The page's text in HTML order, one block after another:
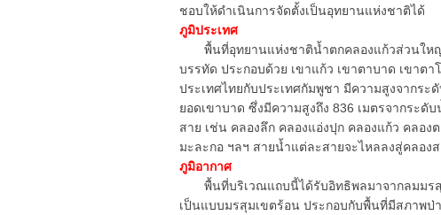
ชอบให้ดำเนินการจัดตั้งเป็นอุทยานแห่งชาติได้
ภูมิประเทศ
พื้นที่อุทยานแห่งชาติน้ำตกคลองแก้วส่วนใหญ่
บรรทัด ประกอบด้วย เขาแก้ว เขาตาบาด เขาต
ประเทศไทยกับประเทศกัมพูชา มีความสูงจากระ
ยอดเขาบาด ซึ่งมีความสูงถึง 836 เมตรจากระดั
สาย เช่น คลองลึก คลองแอ่งปุก คลองแก้ว คลอง
มะละกอ ฯลฯ สายน้ำแต่ละสายจะไหลลงสู่คลอง
ภูมิอากาศ
พื้นที่บริเวณแถบนี้ได้รับอิทธิพลมาจากลมมรสุ
เป็นแบบมรสุมเขตร้อน ประกอบกับพื้นที่มีสภาพ